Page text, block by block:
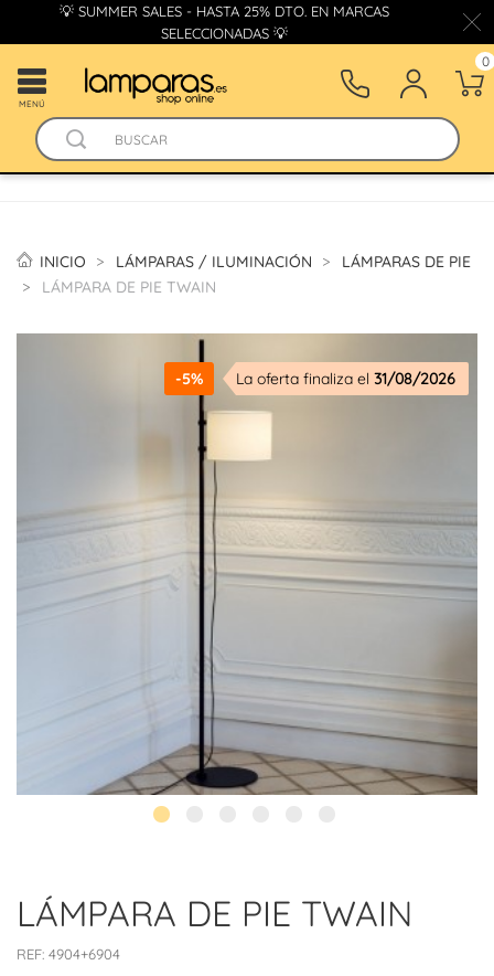
💡 SUMMER SALES - HASTA 25% DTO. EN MARCAS
SELECCIONADAS 💡
MENÚ
0
INICIO LÁMPARAS / ILUMINACIÓN
LÁMPARAS DE PIE
LÁMPARA DE PIE TWAIN
-5% La oferta finaliza el 31/08/2026
LÁMPARA DE PIE TWAIN
REF: 4904+6904